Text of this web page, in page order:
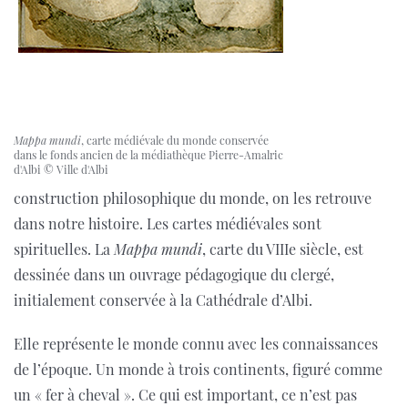
Mappa mundi, carte médiévale du monde conservée
dans le fonds ancien de la médiathèque Pierre-Amalric
d'Albi © Ville d'Albi
construction philosophique du monde, on les retrouve
dans notre histoire. Les cartes médiévales sont
spirituelles. LaMappa mundi, carte du VIIIe siècle, est
dessinée dans un ouvrage pédagogique du clergé,
initialement conservée à la Cathédrale d’Albi.
Elle représente le monde connu avec les connaissances
de l’époque. Un monde à trois continents, figuré comme
un « fer à cheval ». Ce qui est important, ce n’est pas